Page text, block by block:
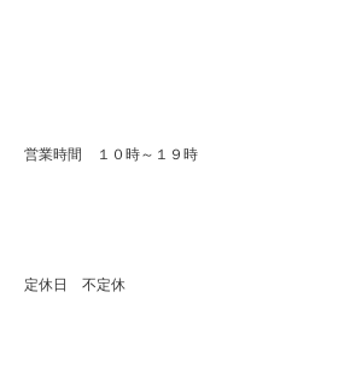
営業時間 １０時～１９時
定休日 不定休